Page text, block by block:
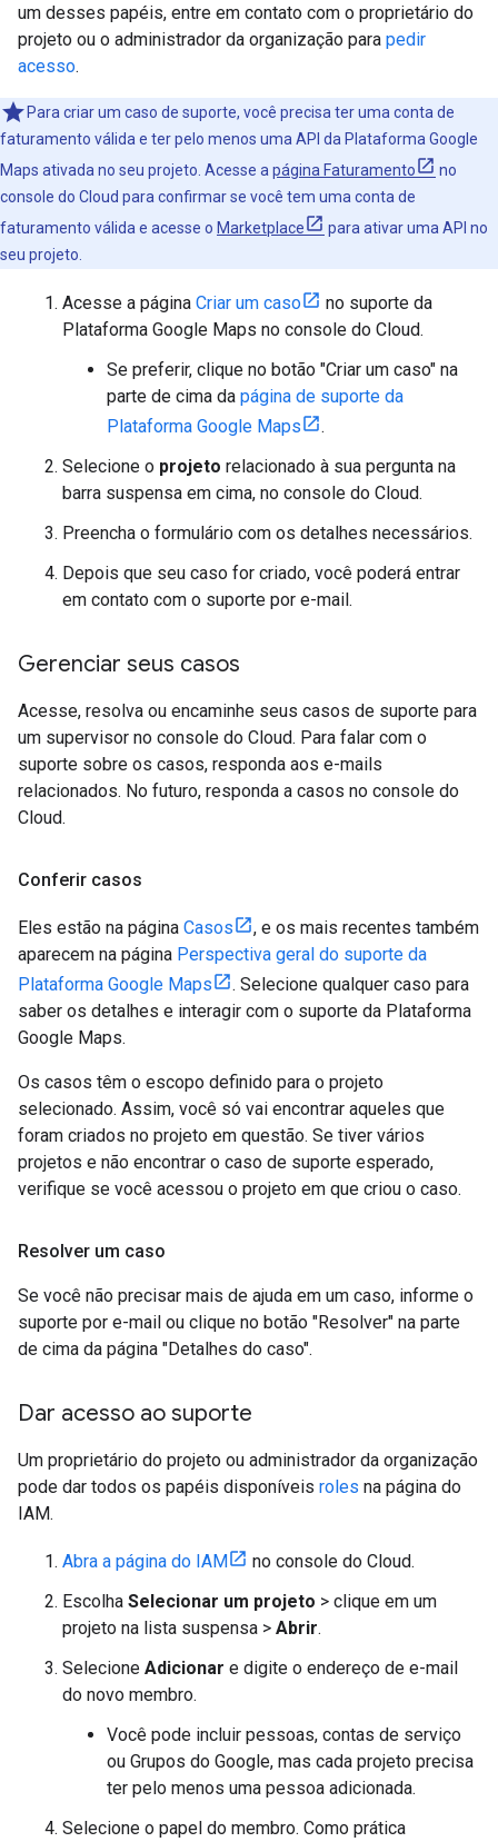
um desses papéis, entre em contato com o proprietário do
projeto ou o administrador da organização para pedir
acesso.
Para criar um caso de suporte, você precisa ter uma conta de
faturamento válida e ter pelo menos uma API da Plataforma Google
Maps ativada no seu projeto. Acesse a página Faturamento
no
console do Cloud para confirmar se você tem uma conta de
faturamento válida e acesse o Marketplace
para ativar uma API no
seu projeto.
Acesse a página Criar um caso
no suporte da
Plataforma Google Maps no console do Cloud.
Se preferir, clique no botão "Criar um caso" na
parte de cima da página de suporte da
Plataforma Google Maps
.
Selecione o projeto relacionado à sua pergunta na
barra suspensa em cima, no console do Cloud.
Preencha o formulário com os detalhes necessários.
Depois que seu caso for criado, você poderá entrar
em contato com o suporte por e-mail.
Gerenciar seus casos
Acesse, resolva ou encaminhe seus casos de suporte para
um supervisor no console do Cloud. Para falar com o
suporte sobre os casos, responda aos e-mails
relacionados. No futuro, responda a casos no console do
Cloud.
Conferir casos
Eles estão na página Casos
, e os mais recentes também
aparecem na página Perspectiva geral do suporte da
Plataforma Google Maps
. Selecione qualquer caso para
saber os detalhes e interagir com o suporte da Plataforma
Google Maps.
Os casos têm o escopo definido para o projeto
selecionado. Assim, você só vai encontrar aqueles que
foram criados no projeto em questão. Se tiver vários
projetos e não encontrar o caso de suporte esperado,
verifique se você acessou o projeto em que criou o caso.
Resolver um caso
Se você não precisar mais de ajuda em um caso, informe o
suporte por e-mail ou clique no botão "Resolver" na parte
de cima da página "Detalhes do caso".
Dar acesso ao suporte
Um proprietário do projeto ou administrador da organização
pode dar todos os papéis disponíveis roles na página do
IAM.
Abra a página do IAM
no console do Cloud.
Escolha Selecionar um projeto > clique em um
projeto na lista suspensa > Abrir.
Selecione Adicionar e digite o endereço de e-mail
do novo membro.
Você pode incluir pessoas, contas de serviço
ou Grupos do Google, mas cada projeto precisa
ter pelo menos uma pessoa adicionada.
Selecione o papel do membro. Como prática